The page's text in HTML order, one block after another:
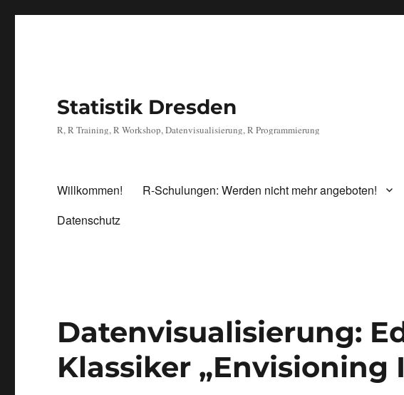
Statistik Dresden
R, R Training, R Workshop, Datenvisualisierung, R Programmierung
Willkommen! R-Schulungen: Werden nicht mehr angeboten!
Datenschutz
Datenvisualisierung:
Klassiker „Envisioning